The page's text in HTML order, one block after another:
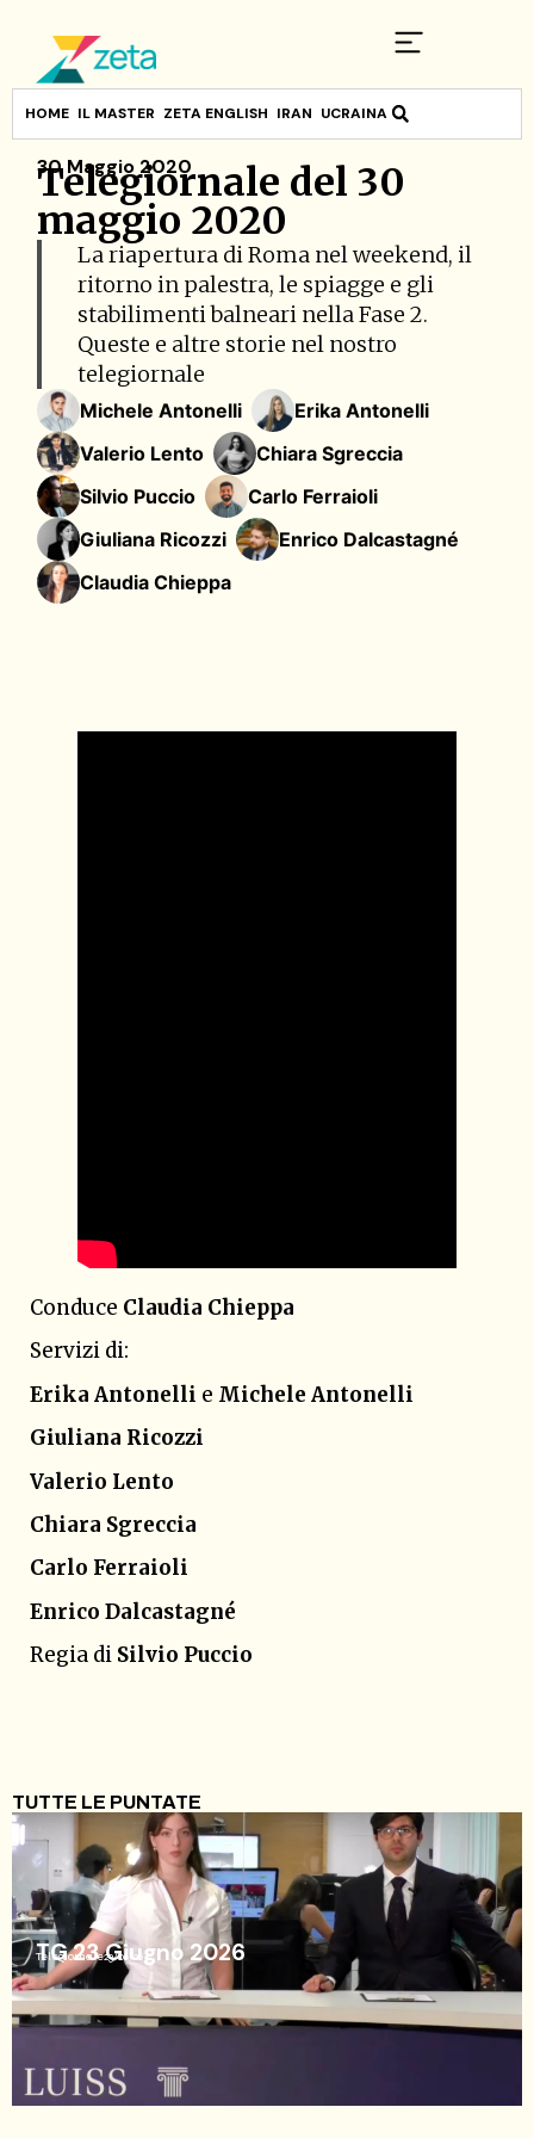
HOME IL MASTER ZETA ENGLISH IRAN UCRAINA
30 Maggio 2020
Telegiornale del 30
maggio 2020
La riapertura di Roma nel weekend, il
ritorno in palestra, le spiagge e gli
stabilimenti balneari nella Fase 2.
Queste e altre storie nel nostro
telegiornale
Michele Antonelli
Erika Antonelli
Valerio Lento
Chiara Sgreccia
Silvio Puccio
Carlo Ferraioli
Giuliana Ricozzi
Enrico Dalcastagné
Claudia Chieppa
Conduce Claudia Chieppa
Servizi di:
Erika Antonelli e Michele Antonelli
Giuliana Ricozzi
Valerio Lento
Chiara Sgreccia
Carlo Ferraioli
Enrico Dalcastagné
Regia di Silvio Puccio
TG 23 Giugno 2026
Telegiornale23/06/26
TUTTE LE PUNTATE